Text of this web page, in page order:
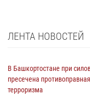
ЛЕНТА НОВОСТЕЙ
В Башкортостане при
пресечена
терроризма